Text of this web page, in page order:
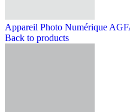
Appareil Photo Numérique
Back to products